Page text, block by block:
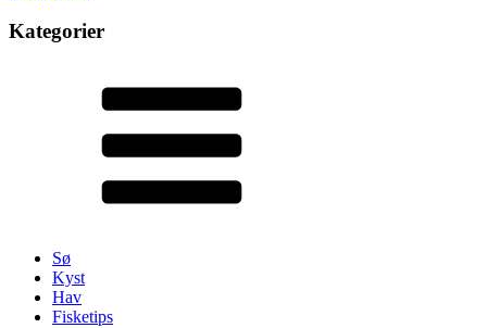
Kategorier
Sø
Kyst
Hav
Fisketips